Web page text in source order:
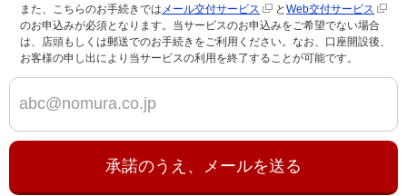
また、こちらのお手続きでは メール交付サービス と Web交付サービス
のお申込みが必須となります。当サービスのお申込みをご希望でない場合
は、店頭もしくは郵送でのお手続きをご利用ください。なお、口座開設後、
お客様の申し出により当サービスの利用を終了することが可能です。
承諾のうえ、メールを送る